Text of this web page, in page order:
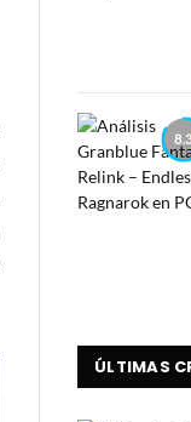
ÚLTIMAS